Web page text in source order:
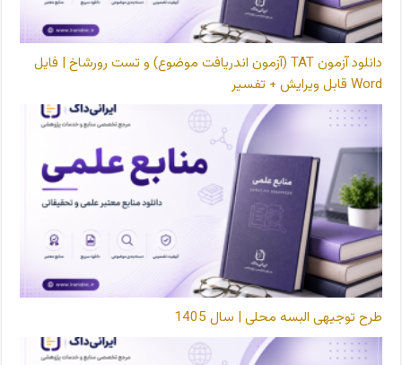
دانلود آزمون TAT (آزمون اندریافت موضوع) و تست رورشاخ | فایل
Word قابل ویرایش + تفسیر
طرح توجیهی البسه محلی | سال 1405